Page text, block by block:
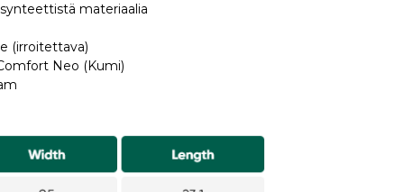
synteettistä materiaalia
(irroitettava)
Neo (Kumi)